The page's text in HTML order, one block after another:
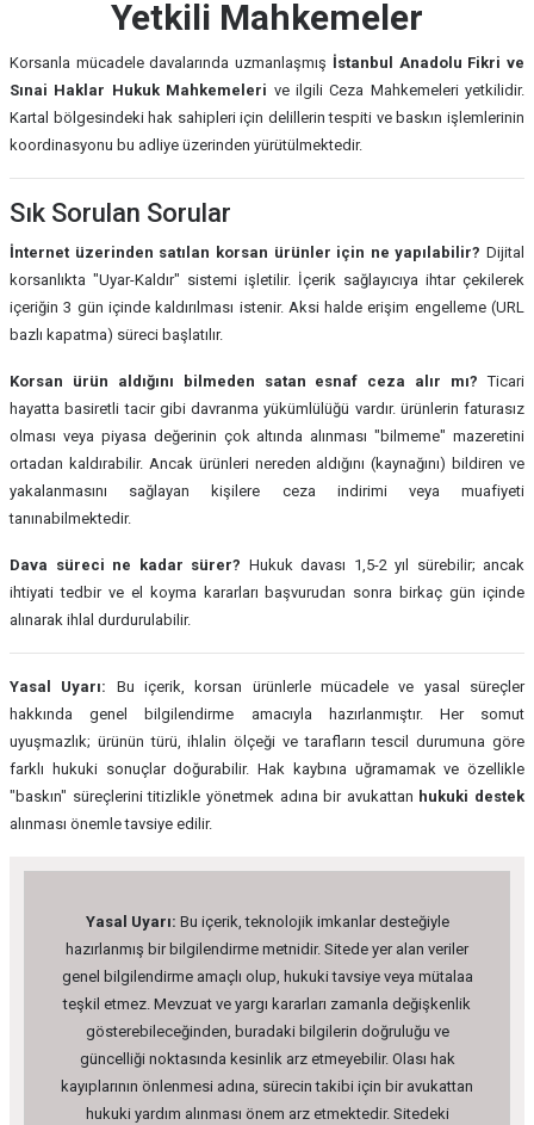
Yetkili Mahkemeler
Korsanla mücadele davalarında uzmanlaşmış İstanbul Anadolu Fikri ve
Sınai Haklar Hukuk Mahkemeleri ve ilgili Ceza Mahkemeleri yetkilidir.
Kartal bölgesindeki hak sahipleri için delillerin tespiti ve baskın işlemlerinin
koordinasyonu bu adliye üzerinden yürütülmektedir.
Sık Sorulan Sorular
İnternet üzerinden satılan korsan ürünler için ne yapılabilir? Dijital
korsanlıkta "Uyar-Kaldır" sistemi işletilir. İçerik sağlayıcıya ihtar çekilerek
içeriğin 3 gün içinde kaldırılması istenir. Aksi halde erişim engelleme (URL
bazlı kapatma) süreci başlatılır.
Korsan ürün aldığını bilmeden satan esnaf ceza alır mı? Ticari
hayatta basiretli tacir gibi davranma yükümlülüğü vardır. ürünlerin faturasız
olması veya piyasa değerinin çok altında alınması "bilmeme" mazeretini
ortadan kaldırabilir. Ancak ürünleri nereden aldığını (kaynağını) bildiren ve
yakalanmasını sağlayan kişilere ceza indirimi veya muafiyeti
tanınabilmektedir.
Dava süreci ne kadar sürer? Hukuk davası 1,5-2 yıl sürebilir; ancak
ihtiyati tedbir ve el koyma kararları başvurudan sonra birkaç gün içinde
alınarak ihlal durdurulabilir.
Yasal Uyarı: Bu içerik, korsan ürünlerle mücadele ve yasal süreçler
hakkında genel bilgilendirme amacıyla hazırlanmıştır. Her somut
uyuşmazlık; ürünün türü, ihlalin ölçeği ve tarafların tescil durumuna göre
farklı hukuki sonuçlar doğurabilir. Hak kaybına uğramamak ve özellikle
"baskın" süreçlerini titizlikle yönetmek adına bir avukattan hukuki destek
alınması önemle tavsiye edilir.
Yasal Uyarı: Bu içerik, teknolojik imkanlar desteğiyle
hazırlanmış bir bilgilendirme metnidir. Sitede yer alan veriler
genel bilgilendirme amaçlı olup, hukuki tavsiye veya mütalaa
teşkil etmez. Mevzuat ve yargı kararları zamanla değişkenlik
gösterebileceğinden, buradaki bilgilerin doğruluğu ve
güncelliği noktasında kesinlik arz etmeyebilir. Olası hak
kayıplarının önlenmesi adına, sürecin takibi için bir avukattan
hukuki yardım alınması önem arz etmektedir. Sitedeki